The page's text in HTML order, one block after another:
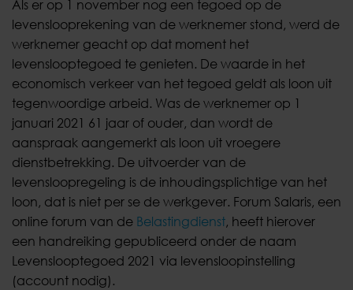
Als er op 1 november nog een tegoed op de
levenslooprekening van de werknemer stond, werd de
werknemer geacht op dat moment het
levenslooptegoed te genieten. De waarde in het
economisch verkeer van het tegoed geldt als loon uit
tegenwoordige arbeid. Was de werknemer op 1
januari 2021 61 jaar of ouder, dan wordt de
aanspraak aangemerkt als loon uit vroegere
dienstbetrekking. De uitvoerder van de
levensloopregeling is de inhoudingsplichtige van het
loon, dat is niet per se de werkgever. Forum Salaris, een
online forum van de Belastingdienst, heeft hierover
een handreiking gepubliceerd onder de naam
Levenslooptegoed 2021 via levensloopinstelling
(account nodig).